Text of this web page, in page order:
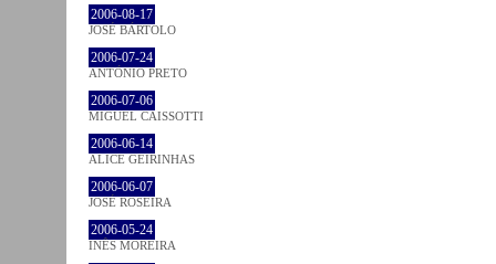
2006-08-17
JOSÉ BÁRTOLO
2006-07-24
ANTÓNIO PRETO
2006-07-06
MIGUEL CAISSOTTI
2006-06-14
ALICE GEIRINHAS
2006-06-07
JOSÉ ROSEIRA
2006-05-24
INÊS MOREIRA